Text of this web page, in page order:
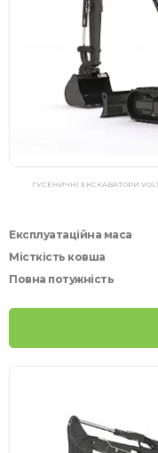
ГУСЕНИЧНІ ЕКСКАВАТОРИ
Експлуатаційна маса
Місткість ковша
Повна потужність